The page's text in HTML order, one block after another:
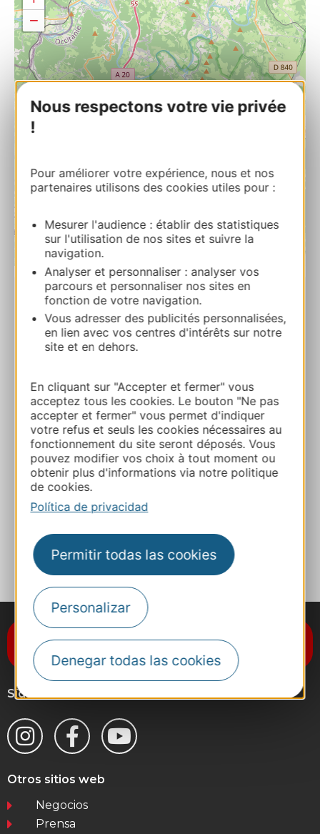
Nous respectons votre vie privée
!
Pour améliorer votre expérience, nous et nos
partenaires utilisons des cookies utiles pour :
Mesurer l'audience : établir des statistiques
sur l'utilisation de nos sites et suivre la
navigation.
Analyser et personnaliser : analyser vos
parcours et personnaliser nos sites en
fonction de votre navigation.
Vous adresser des publicités personnalisées,
en lien avec vos centres d'intérêts sur notre
site et en dehors.
En cliquant sur "Accepter et fermer" vous
acceptez tous les cookies. Le bouton "Ne pas
accepter et fermer" vous permet d'indiquer
votre refus et seuls les cookies nécessaires au
fonctionnement du site seront déposés. Vous
pouvez modifier vos choix à tout moment ou
obtenir plus d'informations via notre politique
de cookies.
Política de privacidad
Permitir todas las cookies
Personalizar
Denegar todas las cookies
−
Les Etoiles de Calès
171 rue des Granges 46350 CALES
06 09 39 79 52
E-mail
Sitio web
Destination Occitanie
Síganos
Otros sitios web
Negocios
Prensa